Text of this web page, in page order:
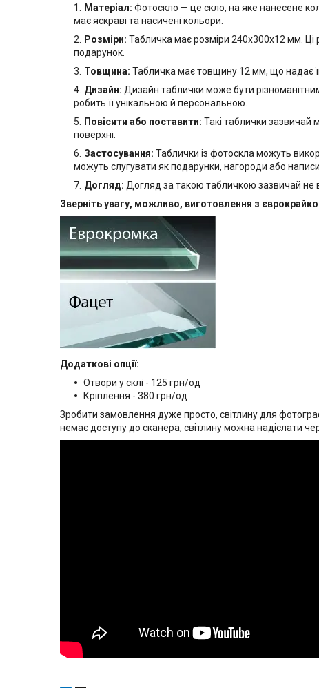
Матеріал: Фотоскло — це скло, на яке нанесене
має яскраві та насичені кольори.
Розміри: Табличка має розміри 240х300х12 мм. Ці
подарунок.
Товщина: Табличка має товщину 12 мм, що надає їй
Дизайн: Дизайн таблички може бути
робить її унікальною й персональною.
Повісити або поставити: Такі таблички зазвичай
поверхні.
Застосування: Таблички із фотоскла можуть
можуть слугувати як подарунки, нагороди або
Догляд: Догляд за такою табличкою зазвичай не
Зверніть увагу, можливо, виготовлення з
Додаткові опції:
Отвори у склі - 125 грн/од
Кріплення - 380 грн/од
Зробити замовлення дуже просто, світлину для
немає доступу до сканера, світлину можна надіслати